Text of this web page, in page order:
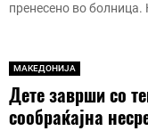
пренесено во болница.
МАКЕДОНИЈА
Дете заврши со
сообраќајна